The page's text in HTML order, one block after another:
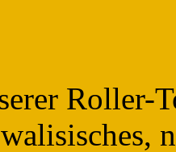
Roller-